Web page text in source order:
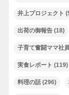
井上プロジェクト
出荷の御報告(18)
子育て奮闘ママ社
実食レポート (119)
料理の話(296)